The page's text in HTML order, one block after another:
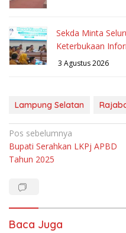
Sekda Minta
Keterbukaan
3 Agustus 2026
Lampung Selatan
Navigasi
pos
Pos sebelumnya
Bupati Serahkan LKPj APBD
Tahun 2025
Baca Juga